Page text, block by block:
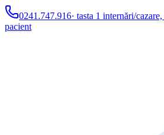
0241.747.916· tasta 1 internări/
pacient